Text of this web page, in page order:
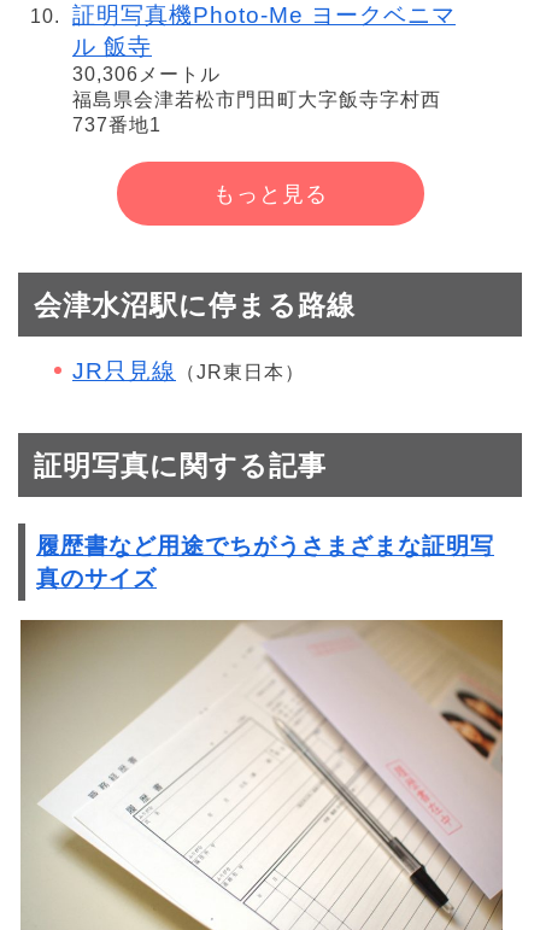
証明写真機Photo-Me ヨークベニマ
ル 飯寺
30,306メートル
福島県会津若松市門田町大字飯寺字村西
737番地1
もっと見る
会津水沼駅に停まる路線
JR只見線 （JR東日本）
証明写真に関する記事
履歴書など用途でちがうさまざまな証明写
真のサイズ